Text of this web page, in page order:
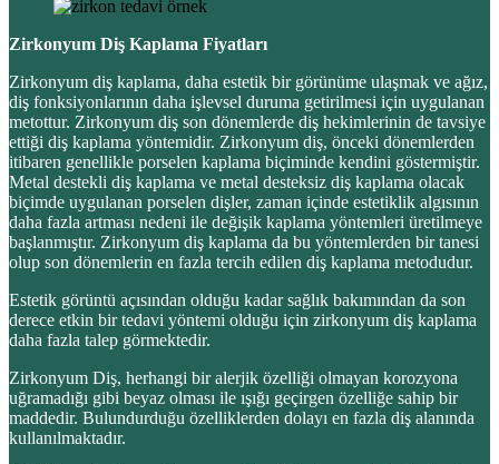
Zirkonyum Diş Kaplama Fiyatları
Zirkonyum diş kaplama, daha estetik bir görünüme ulaşmak ve ağız,
diş fonksiyonlarının daha işlevsel duruma getirilmesi için uygulanan
metottur. Zirkonyum diş son dönemlerde diş hekimlerinin de tavsiye
ettiği diş kaplama yöntemidir. Zirkonyum diş, önceki dönemlerden
itibaren genellikle porselen kaplama biçiminde kendini göstermiştir.
Metal destekli diş kaplama ve metal desteksiz diş kaplama olacak
biçimde uygulanan porselen dişler, zaman içinde estetiklik algısının
daha fazla artması nedeni ile değişik kaplama yöntemleri üretilmeye
başlanmıştır. Zirkonyum diş kaplama da bu yöntemlerden bir tanesi
olup son dönemlerin en fazla tercih edilen diş kaplama metodudur.
Estetik görüntü açısından olduğu kadar sağlık bakımından da son
derece etkin bir tedavi yöntemi olduğu için zirkonyum diş kaplama
daha fazla talep görmektedir.
Zirkonyum Diş, herhangi bir alerjik özelliği olmayan korozyona
uğramadığı gibi beyaz olması ile ışığı geçirgen özelliğe sahip bir
maddedir. Bulundurduğu özelliklerden dolayı en fazla diş alanında
kullanılmaktadır.